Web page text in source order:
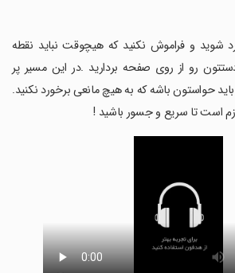
شوید و فراموش نکنید که هیچوقت نباید نقطه
رو از روی صفحه بردارید .در این مسیر پر
حواستون باشه که به هیچ مانعی برخورد نکنید.
است تا سریع و جسور باشید !